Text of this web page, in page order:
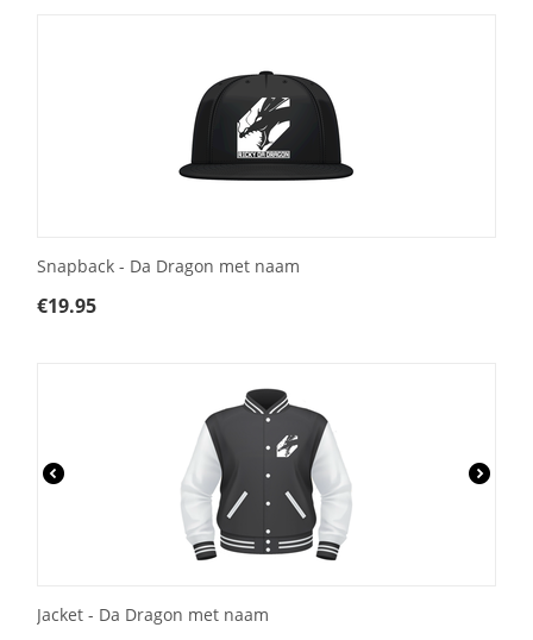
Snapback - Da Dragon met naam
€19.95
Jacket - Da Dragon met naam